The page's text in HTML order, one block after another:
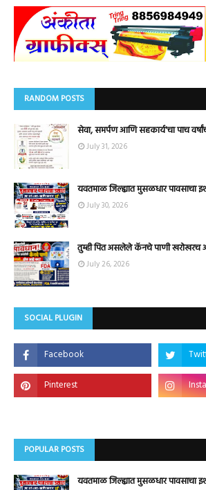
RANDOM POSTS
सेवा, समर्पण आणि सहकार्य'चा पाच
July 31, 2026
यवतमाळ जिल्ह्यात मुसळधार पावसाचा
July 30, 2026
तुम्ही पित असलेले कॅनचे पाणी
July 26, 2026
SOCIAL PLUGIN
POPULAR POSTS
यवतमाळ जिल्ह्यात मुसळधार पावसाचा